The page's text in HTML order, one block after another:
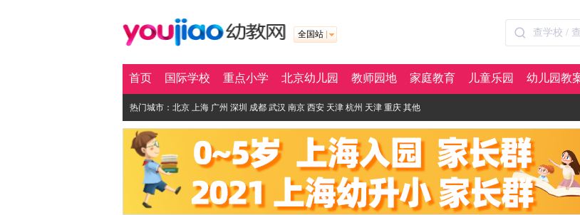
全国站
首页 国际学校 重点小学 北京幼儿园 教师园地 家庭教育 儿童乐园 幼儿园教
热门城市： 北京 上海 广州 深圳 成都 武汉 南京 西安 天津 杭州 天津 重庆 其他